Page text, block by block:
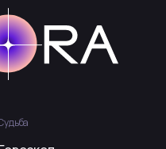
ответы на все